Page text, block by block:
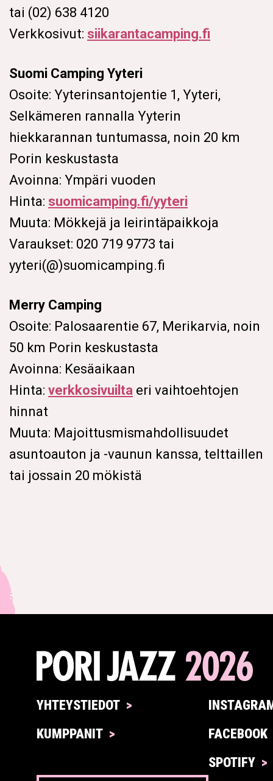
tai (02) 638 4120
Verkkosivut: siikarantacamping.fi
Suomi Camping Yyteri
Osoite: Yyterinsantojentie 1, Yyteri,
Selkämeren rannalla Yyterin
hiekkarannan tuntumassa, noin 20 km
Porin keskustasta
Avoinna: Ympäri vuoden
Hinta: suomicamping.fi/yyteri
Muuta: Mökkejä ja leirintäpaikkoja
Varaukset: 020 719 9773 tai
yyteri(@)suomicamping.fi
Merry Camping
Osoite: Palosaarentie 67, Merikarvia, noin
50 km Porin keskustasta
Avoinna: Kesäaikaan
Hinta: verkkosivuilta eri vaihtoehtojen
hinnat
Muuta: Majoittusmismahdollisuudet
asuntoauton ja -vaunun kanssa, telttaillen
tai jossain 20 mökistä
YHTEYSTIEDOT
KUMPPANIT
FACEBOOK
SPOTIFY